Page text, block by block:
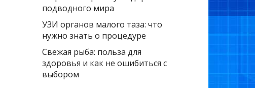
подводного мира
УЗИ органов малого таза: что
нужно знать о процедуре
Свежая рыба: польза для
здоровья и как не ошибиться с
выбором